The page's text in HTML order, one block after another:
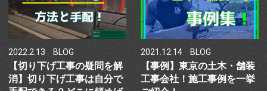
2022.2.13 BLOG
【切り下げ工事の疑問を解
消】切り下げ工事は自分で
2021.12.14 BLOG
【事例】東京の土木・舗装
工事会社！施工事例を一挙